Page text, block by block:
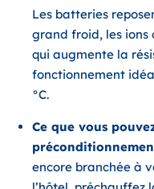
Les batteries
grand froid, les ions
qui augmente la
fonctionnement
°C.
Ce que vous
encore branchée à